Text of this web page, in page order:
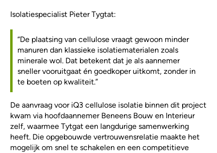
Isolatiespecialist Pieter Tygtat:
“De plaatsing van cellulose vraagt gewoon minder
manuren dan klassieke isolatiematerialen zoals
minerale wol. Dat betekent dat je als aannemer
sneller vooruitgaat én goedkoper uitkomt, zonder in
te boeten op kwaliteit.”
De aanvraag voor iQ3 cellulose isolatie binnen dit project
kwam via hoofdaannemer Beneens Bouw en Interieur
zelf, waarmee Tytgat een langdurige samenwerking
heeft. Die opgebouwde vertrouwensrelatie maakte het
mogelijk om snel te schakelen en een competitieve